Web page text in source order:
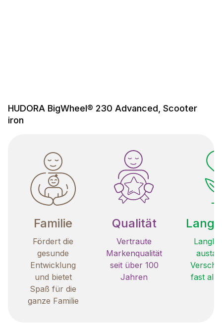
HUDORA BigWheel® 230 Advanced, Scooter
iron
Familie
Fördert die
gesunde
Entwicklung
und bietet
Spaß für die
ganze Familie
Qualität
Vertraute
Markenqualität
seit über 100
Jahren
fast